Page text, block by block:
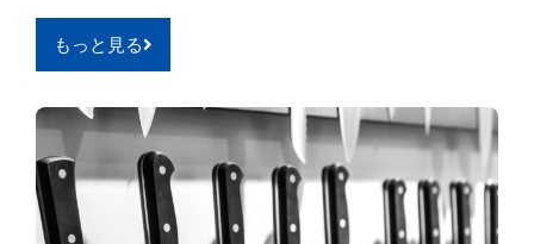
もっと見る